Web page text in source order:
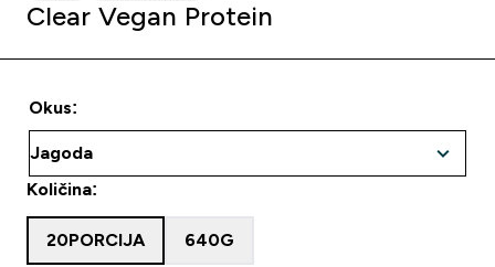
Clear Vegan Protein
Okus:
Količina:
20PORCIJA 640G